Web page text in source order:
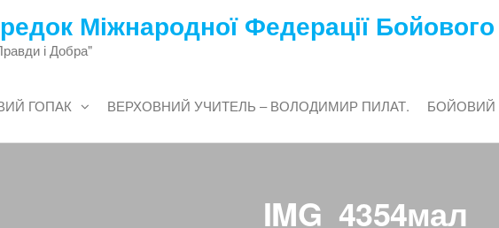
Міжнародної Федерації
і Добра"
ГОПАК ВЕРХОВНИЙ УЧИТЕЛЬ – ВОЛОДИМИР ПИЛАТ. БОЙОВИЙ
IMG_4354мал